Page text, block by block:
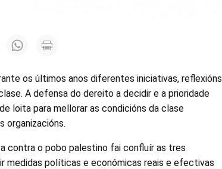
os últimos anos diferentes iniciativas, reflexións
A defensa do dereito a decidir e a prioridade
loita para mellorar as condicións da clase
organizacións.
contra o pobo palestino fai confluír as tres
medidas políticas e económicas reais e efectivas